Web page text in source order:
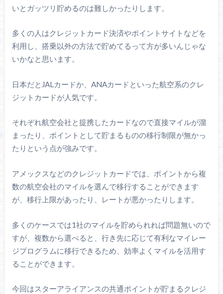
いとガッツリ貯めるのは難しかったりします。
多くの人はクレジットカード決済やポイントサイトなどを
利用し、搭乗以外の方法で貯めてるって方が多いんじゃな
いかなと思います。
日本だとJALカードか、ANAカードといった航空系のクレ
ジットカードが人気です。
それぞれ航空会社と提携したカードなので直接マイルが溜
まったり、ポイントとして貯まるものの移行制限が無かっ
たりという点が強みです。
アメックスなどのクレジットカードでは、ポイントから複
数の航空会社のマイルを選んで移行することができます
が、移行上限があったり、レートが悪かったりします。
多くのケースでは1社のマイルを貯められれば問題無いので
すが、複数から選べると、行き先に応じて有利なマイレー
ジプログラムに移行できるため、効率よくマイルを活用す
ることができます。
今回はスターアライアンスの共通ポイントが貯まるクレジ